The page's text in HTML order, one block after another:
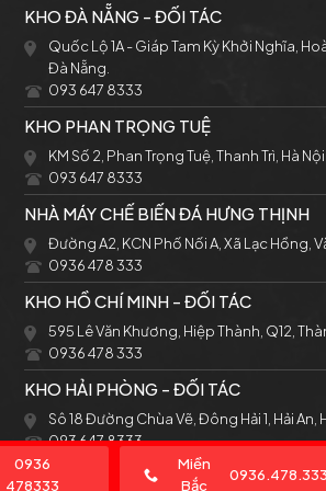
0936
478333
Miền
Bắc
0936.478.333
KHO ĐÀ NẴNG - ĐỐI TÁC
Quốc Lộ 1A - Giáp Tam Kỳ Khởi Nghĩa,
Đà Nẵng.
093 647 8333
KHO PHAN TRỌNG TUỆ
KM Số 2, Phan Trọng Tuệ, Thanh Trì, Hà Nội
093 647 8333
NHÀ MÁY CHẾ BIẾN ĐÁ HƯNG THỊNH
Đường A2, KCN Phố Nối A, Xã Lạc Hồng,
0936 478 333
KHO HỒ CHÍ MINH - ĐỐI TÁC
595 Lê Văn Khương, Hiệp Thành, Q12,
0936 478 333
KHO HẢI PHÒNG - ĐỐI TÁC
Sô 18 Đường Chùa Vẽ, Đông Hải 1, Hải An,
093 647 8333